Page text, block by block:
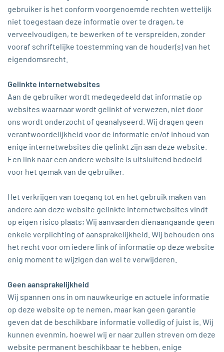
gebruiker is het conform voorgenoemde rechten wettelijk
niet toegestaan deze informatie over te dragen, te
verveelvoudigen, te bewerken of te verspreiden, zonder
vooraf schriftelijke toestemming van de houder(s) van het
eigendomsrecht.
Gelinkte internetwebsites
Aan de gebruiker wordt medegedeeld dat informatie op
websites waarnaar wordt gelinkt of verwezen, niet door
ons wordt onderzocht of geanalyseerd. Wij dragen geen
verantwoordelijkheid voor de informatie en/of inhoud van
enige internetwebsites die gelinkt zijn aan deze website.
Een link naar een andere website is uitsluitend bedoeld
voor het gemak van de gebruiker.
Het verkrijgen van toegang tot en het gebruik maken van
andere aan deze website gelinkte internetwebsites vindt
op eigen risico plaats; Wij aanvaarden dienaangaande geen
enkele verplichting of aansprakelijkheid. Wij behouden ons
het recht voor om iedere link of informatie op deze website
enig moment te wijzigen dan wel te verwijderen.
Geen aansprakelijkheid
Wij spannen ons in om nauwkeurige en actuele informatie
op deze website op te nemen, maar kan geen garantie
geven dat de beschikbare informatie volledig of juist is. Wij
kunnen evenmin, hoewel wij er naar zullen streven om deze
website permanent beschikbaar te hebben, enige